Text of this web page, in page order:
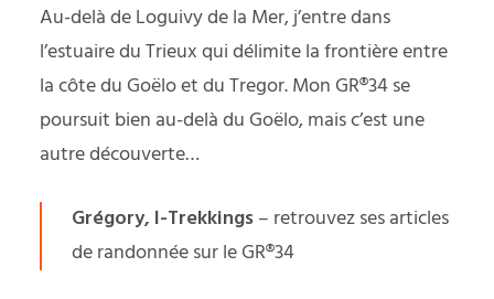
Au-delà de Loguivy de la Mer, j’entre dans
l’estuaire du Trieux qui délimite la frontière entre
la côte du Goëlo et du Tregor. Mon GR®34 se
poursuit bien au-delà du Goëlo, mais c’est une
autre découverte…
Grégory, I-Trekkings– retrouvez ses articles
derandonnée sur le GR®34